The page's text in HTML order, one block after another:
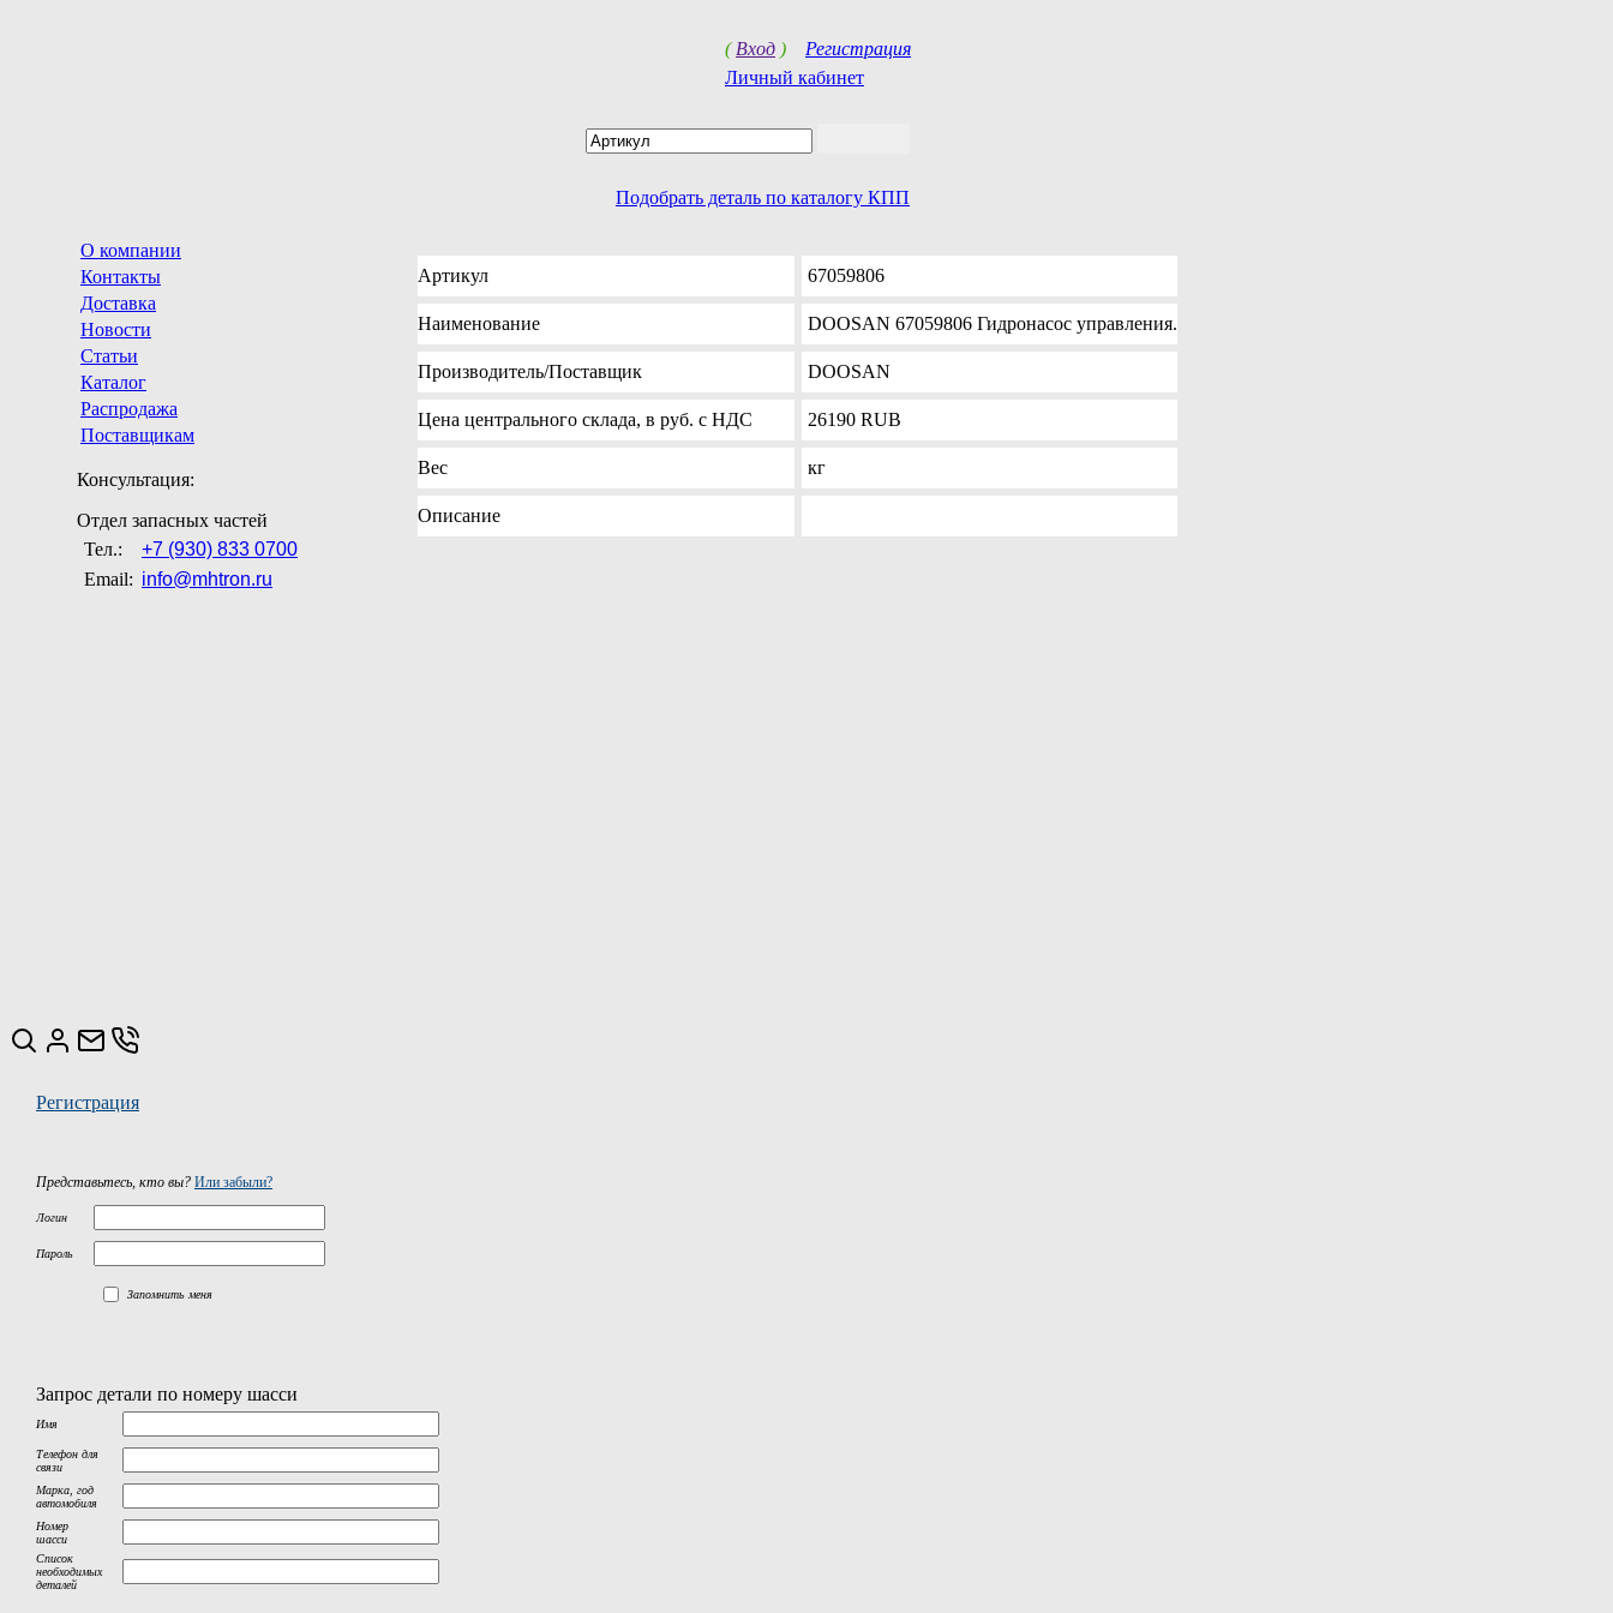
( Вход ) Регистрация
Личный кабинет
Подобрать деталь по каталогу КПП
О компании
Контакты
Доставка
Новости
Статьи
Каталог
Распродажа
Поставщикам
Консультация:
Отдел запасных частей
Тел.:
+7 (930) 833 0700
Email: info@mhtron.ru
Артикул 67059806
Наименование DOOSAN 67059806 Гидронасос управления.
Производитель/Поставщик DOOSAN
Цена центрального склада, в руб. с НДС 26190 RUB
Вес кг
Описание
Регистрация
Представьтесь, кто вы? Или забыли?
Логин
Пароль
Запомнить меня
Запрос детали по номеру шасси
Имя
Телефон для
связи
Марка, год
автомобиля
Номер
шасси
Список
необходимых
деталей